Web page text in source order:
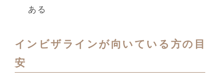
ある
インビザラインが向いている方の目
安